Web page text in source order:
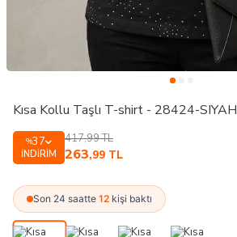
Kısa Kollu Taşlı T-shirt - 28424-SIYAH
%37
İNDIRIM
417,99TL
263,99 TL
Son 24 saatte 12 kişi baktı